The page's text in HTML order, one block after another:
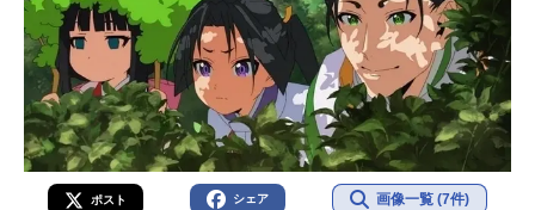
ポスト シェア 画像一覧 (7件)